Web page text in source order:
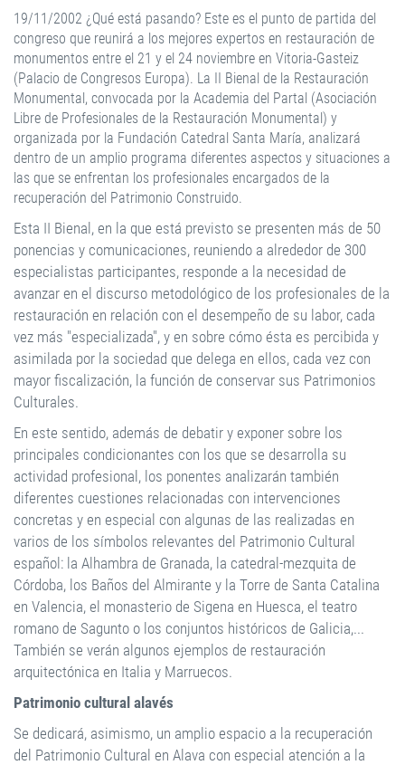
19/11/2002 ¿Qué está pasando? Este es el punto de partida del
congreso que reunirá a los mejores expertos en restauración de
monumentos entre el 21 y el 24 noviembre en Vitoria-Gasteiz
(Palacio de Congresos Europa). La II Bienal de la Restauración
Monumental, convocada por la Academia del Partal (Asociación
Libre de Profesionales de la Restauración Monumental) y
organizada por la Fundación Catedral Santa María, analizará
dentro de un amplio programa diferentes aspectos y situaciones a
las que se enfrentan los profesionales encargados de la
recuperación del Patrimonio Construido.
Esta II Bienal, en la que está previsto se presenten más de 50
ponencias y comunicaciones, reuniendo a alrededor de 300
especialistas participantes, responde a la necesidad de
avanzar en el discurso metodológico de los profesionales de la
restauración en relación con el desempeño de su labor, cada
vez más "especializada", y en sobre cómo ésta es percibida y
asimilada por la sociedad que delega en ellos, cada vez con
mayor fiscalización, la función de conservar sus Patrimonios
Culturales.
En este sentido, además de debatir y exponer sobre los
principales condicionantes con los que se desarrolla su
actividad profesional, los ponentes analizarán también
diferentes cuestiones relacionadas con intervenciones
concretas y en especial con algunas de las realizadas en
varios de los símbolos relevantes del Patrimonio Cultural
español: la Alhambra de Granada, la catedral-mezquita de
Córdoba, los Baños del Almirante y la Torre de Santa Catalina
en Valencia, el monasterio de Sigena en Huesca, el teatro
romano de Sagunto o los conjuntos históricos de Galicia,...
También se verán algunos ejemplos de restauración
arquitectónica en Italia y Marruecos.
Patrimonio cultural alavés
Se dedicará, asimismo, un amplio espacio a la recuperación
del Patrimonio Cultural en Alava con especial atención a la